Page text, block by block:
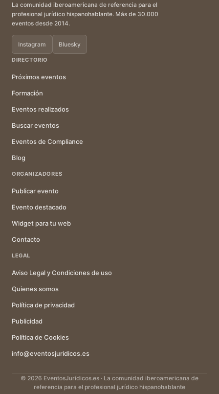
La comunidad iberoamericana de referencia para el
profesional jurídico hispanohablante. Más de 30.000
eventos desde 2014.
Instagram Bluesky
DIRECTORIO
Próximos eventos
Formación
Eventos realizados
Buscar eventos
Eventos de Compliance
Blog
ORGANIZADORES
Publicar evento
Evento destacado
Widget para tu web
Contacto
LEGAL
Aviso Legal y Condiciones de uso
Quienes somos
Política de privacidad
Publicidad
Política de Cookies
info@eventosjuridicos.es
© 2026 EventosJurídicos.es · La comunidad iberoamericana de
referencia para el profesional jurídico hispanohablante